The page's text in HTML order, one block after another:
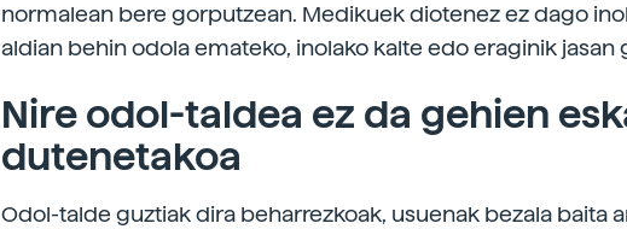
normalean bere gorputzean. Medikuek diotenez ez dago
aldian behin odola emateko, inolako kalte edo eraginik jasan
Nire odol-taldea ez da gehien
dutenetakoa
Odol-talde guztiak dira beharrezkoak, usuenak bezala baita